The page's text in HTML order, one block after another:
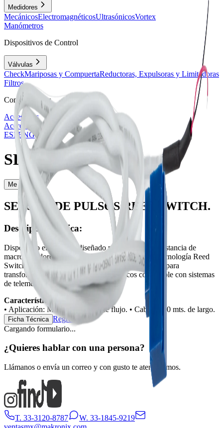
Medidores
MecánicosElectromagnéticosUltrasónicosVortex
Manómetros
Dispositivos de Control
Válvulas
CheckMariposas y CompuertaReductoras, Expulsoras y Limitadoras
Filtros
Complementos
Accesorios
Acerca
Contacto
ESP ENG
SLRMAC
Me interesa
SENSOR DE PULSOS REED SWITCH.
Descripción básica:
Dispositivo electrónico diseñado para la lectura a distancia de
macromedidores ADCCOM. Funciona mediante tecnología Reed
Switch, capturando el paso del imán del totalizador para
transformarlo en una señal de pulsos secos compatible con sistemas
de telemetría y dataloggers.
Características del producto:
• Aplicación: Macromedidores de flujo. • Cable: 2.00 mts. de largo.
Ficha Técnica Regresar
Cargando formulario...
¿Quieres hablar con una persona?
Llámanos o envía un correo y con gusto te atenderemos.
T. 33-3120-8787
W. 33-1845-9219